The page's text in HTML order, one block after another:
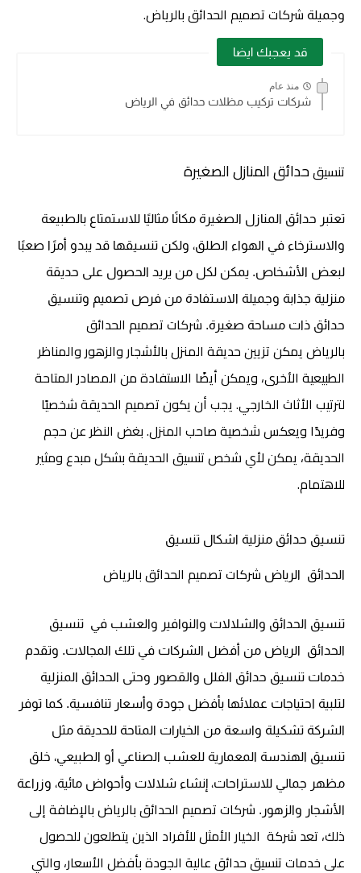
وجميلة شركات تصميم الحدائق بالرياض.
قد يعجبك ايضا
منذ عام
شركات تركيب مظلات حدائق في الرياض
تنسيقحدائق المنازل الصغيرة
تعتبر حدائق المنازل الصغيرة مكانًا مثاليًا للاستمتاع بالطبيعة
والاسترخاء في الهواء الطلق، ولكن تنسيقها قد يبدو أمرًا صعبًا
لبعض الأشخاص. يمكن لكل من يريد الحصول على حديقة
منزلية جذابة وجميلة الاستفادة من فرص تصميم وتنسيق
حدائق ذات مساحة صغيرة. شركات تصميم الحدائق
بالرياض يمكن تزيين حديقة المنزل بالأشجار والزهور والمناظر
الطبيعية الأخرى، ويمكن أيضًا الاستفادة من المصادر المتاحة
لترتيب الأثاث الخارجي. يجب أن يكون تصميم الحديقة شخصيًا
وفريدًا ويعكس شخصية صاحب المنزل. بغض النظر عن حجم
الحديقة، يمكن لأي شخص تنسيق الحديقة بشكل مبدع ومثير
للاهتمام.
تنسيق حدائق منزلية اشكال تنسيق
الحدائق الرياض شركات تصميم الحدائق بالرياض
تنسيق الحدائق والشلالات والنوافير والعشب في تنسيق
الحدائق الرياض من أفضل الشركات في تلك المجالات. وتقدم
خدمات تنسيق حدائق الفلل والقصور وحتى الحدائق المنزلية
لتلبية احتياجات عملائها بأفضل جودة وأسعار تنافسية. كما توفر
الشركة تشكيلة واسعة من الخيارات المتاحة للحديقة مثل
تنسيق الهندسة المعمارية للعشب الصناعي أو الطبيعي، خلق
مظهر جمالي للاستراحات، إنشاء شلالات وأحواض مائية، وزراعة
الأشجار والزهور. شركات تصميم الحدائق بالرياض بالإضافة إلى
ذلك، تعد شركة الخيار الأمثل للأفراد الذين يتطلعون للحصول
على خدمات تنسيق حدائق عالية الجودة بأفضل الأسعار، والتي